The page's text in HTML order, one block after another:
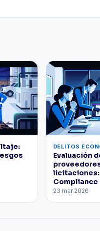
DELITOS
Evaluación
licitaciones:
Compliance
23 mar 2026